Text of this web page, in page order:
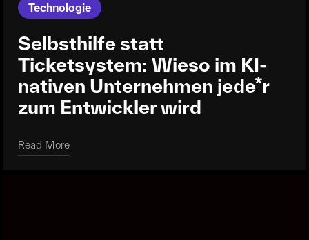
Technologie
Selbsthilfe statt
Ticketsystem: Wieso im KI-
nativen Unternehmen jede*r
zum Entwickler wird
Read More
Read More